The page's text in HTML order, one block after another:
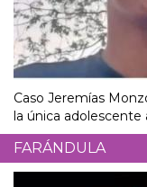
Caso Jeremías
la única
FARÁNDULA